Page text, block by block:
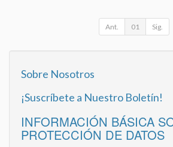
Ant. 01 Sig.
Sobre Nosotros
¡Suscríbete a Nuestro Boletín!
INFORMACIÓN BÁSICA
PROTECCIÓN DE DATOS